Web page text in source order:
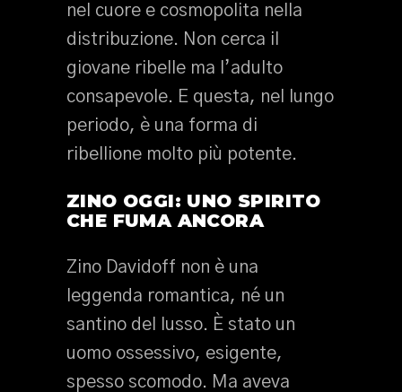
nel cuore e cosmopolita nella
distribuzione. Non cerca il
giovane ribelle ma l’adulto
consapevole. E questa, nel lungo
periodo, è una forma di
ribellione molto più potente.
ZINO OGGI: UNO SPIRITO
CHE FUMA ANCORA
Zino Davidoff non è una
leggenda romantica, né un
santino del lusso. È stato un
uomo ossessivo, esigente,
spesso scomodo. Ma aveva